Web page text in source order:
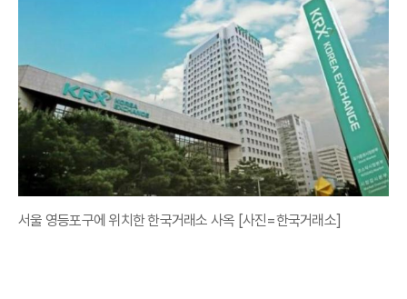
서울 영등포구에 위치한 한국거래소 사옥 [사진=한국거래소]